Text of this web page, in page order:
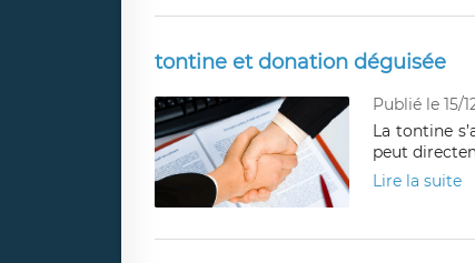
tontine et donation déguisée
Publié le 15/
La tontine
peut
Lire la suite